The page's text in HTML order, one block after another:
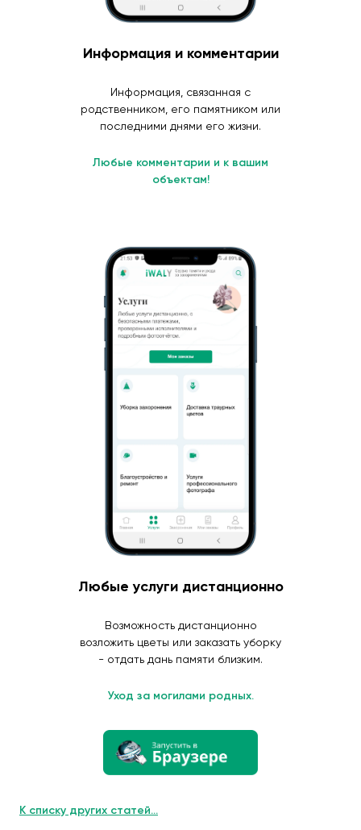
Информация и комментарии
Информация, связанная с
родственником, его памятником или
последними днями его жизни.
Любые комментарии и к вашим
объектам!
Любые услуги дистанционно
Возможность дистанционно
возложить цветы или заказать уборку
- отдать дань памяти близким.
Уход за могилами родных.
К списку других статей...